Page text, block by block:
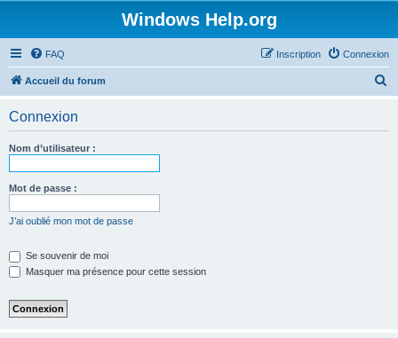
Windows Help.org
FAQ Connexion
Inscription
Accueil du forum
Connexion
Nom d’utilisateur :
Mot de passe :
J’ai oublié mon mot de passe
Se souvenir de moi
Masquer ma présence pour cette session